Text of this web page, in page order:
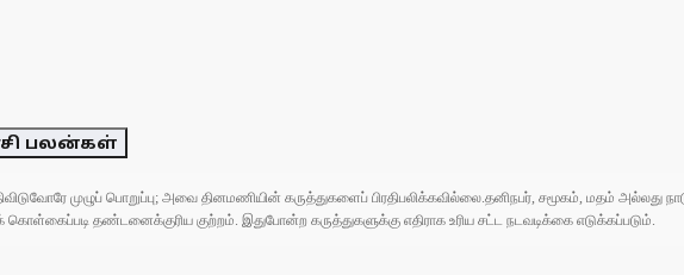
பலன்கள்
முழுப் பொறுப்பு; அவை தினமணியின் கருத்துகளைப் பிரதிபலிக்கவில்லை.தனிநபர், சமூகம், மதம் அல்லது
தண்டனைக்குரிய குற்றம். இதுபோன்ற கருத்துகளுக்கு எதிராக உரிய சட்ட நடவடிக்கை எடுக்கப்படும்.